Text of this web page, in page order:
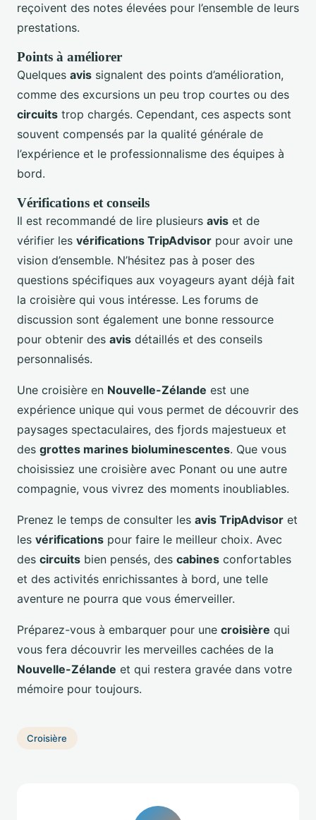
reçoivent des notes élevées pour l’ensemble de leurs
prestations.
Points à améliorer
Quelques avis signalent des points d’amélioration,
comme des excursions un peu trop courtes ou des
circuits trop chargés. Cependant, ces aspects sont
souvent compensés par la qualité générale de
l’expérience et le professionnalisme des équipes à
bord.
Vérifications et conseils
Il est recommandé de lire plusieurs avis et de
vérifier les vérifications TripAdvisor pour avoir une
vision d’ensemble. N’hésitez pas à poser des
questions spécifiques aux voyageurs ayant déjà fait
la croisière qui vous intéresse. Les forums de
discussion sont également une bonne ressource
pour obtenir des avis détaillés et des conseils
personnalisés.
Une croisière en Nouvelle-Zélande est une
expérience unique qui vous permet de découvrir des
paysages spectaculaires, des fjords majestueux et
des grottes marines bioluminescentes. Que vous
choisissiez une croisière avec Ponant ou une autre
compagnie, vous vivrez des moments inoubliables.
Prenez le temps de consulter les avis TripAdvisor et
les vérifications pour faire le meilleur choix. Avec
des circuits bien pensés, des cabines confortables
et des activités enrichissantes à bord, une telle
aventure ne pourra que vous émerveiller.
Préparez-vous à embarquer pour une croisière qui
vous fera découvrir les merveilles cachées de la
Nouvelle-Zélande et qui restera gravée dans votre
mémoire pour toujours.
Croisière